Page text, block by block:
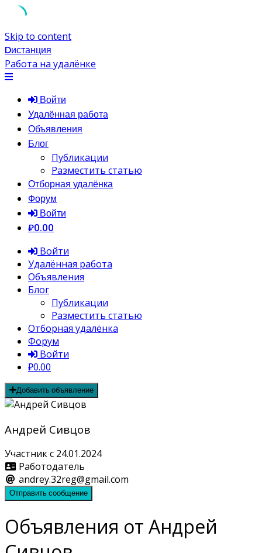
Skip to content
Dистанция
Работа на удалёнке
Войти
Удалённая работа
Объявления
Блог
Публикации
Разместить статью
Отборная удалёнка
Форум
Войти
₽0.00
Войти
Удалённая работа
Объявления
Блог
Публикации
Разместить статью
Отборная удалёнка
Форум
Войти
₽0.00
Добавить объявление
Андрей Сивцов
Участник с 24.01.2024
Работодатель
andrey.32reg@gmail.com
Отправить сообщение
Объявления от Андрей